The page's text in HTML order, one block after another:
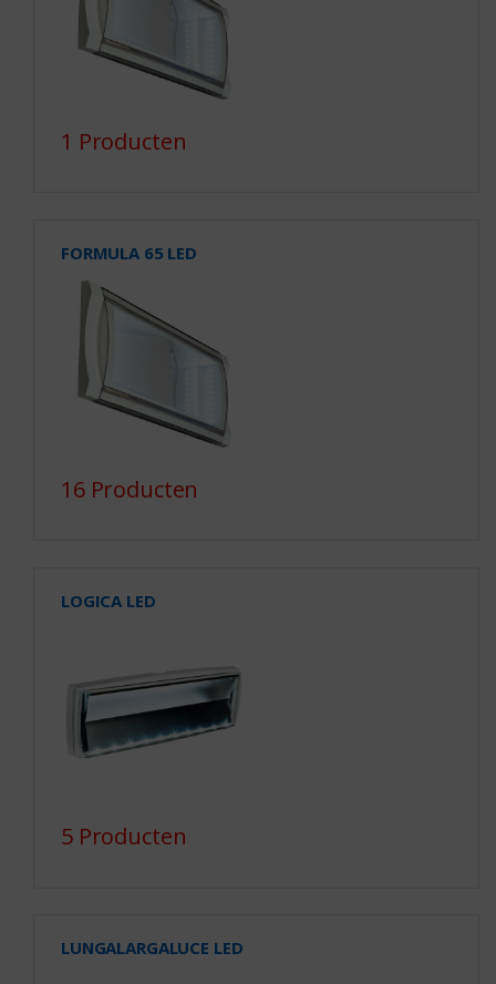
1 Producten
FORMULA 65 LED
16 Producten
LOGICA LED
5 Producten
LUNGALARGALUCE LED